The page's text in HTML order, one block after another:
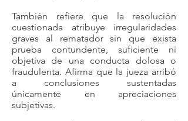
También refiere que la resolución
cuestionada atribuye irregularidades
graves al rematador sin que exista
prueba contundente, suficiente ni
objetiva de una conducta dolosa o
fraudulenta. Afirma que la jueza arribó
a conclusiones sustentadas
únicamente en apreciaciones
subjetivas.